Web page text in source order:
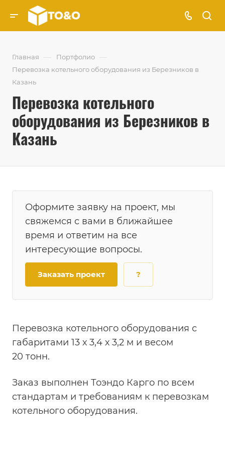
Главная — Портфолио —
Перевозка котельного оборудования из Березников в
Казань
Перевозка котельного
оборудования из Березников в
Казань
Оформите заявку на проект, мы
свяжемся с вами в ближайшее
время и ответим на все
интересующие вопросы.
Заказать проект ?
Перевозка котельного оборудования с
габаритами 13 х 3,4 х 3,2 м и весом
20 тонн.
Заказ выполнен Тоэндо Карго по всем
стандартам и требованиям к перевозкам
котельного оборудования.